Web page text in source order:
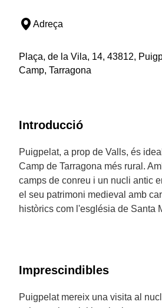
Adreça
Plaça, de la Vila, 14, 43812,
Camp, Tarragona
Introducció
Puigpelat, a prop de Valls, és
Camp de Tarragona més rural.
camps de conreu i un nucli antic
el seu patrimoni medieval amb
històrics com l'església de Santa
Imprescindibles
Puigpelat mereix una visita al